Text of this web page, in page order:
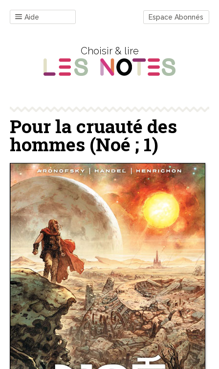
Aide Espace Abonnés
Choisir & lire
Pour la cruauté des
hommes (Noé ; 1)